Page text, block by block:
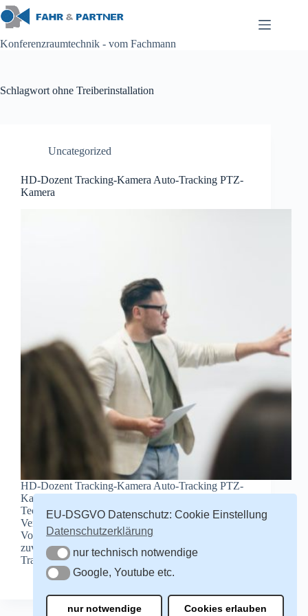
Zum
Inhalt
springen
Konferenzraumtechnik - vom Fachmann
Schlagwort ohne Treiberinstallation
Uncategorized
HD-Dozent Tracking-Kamera Auto-Tracking PTZ-
Kamera
HD-Dozent Tracking-Kamera Auto-Tracking PTZ-
Kamera Das Tracking basiert auf eine führende
Technologie zur präzisen Erkennung und
Verfolgung von Dozenten, Lehrer, Sprecher und
Vortragenden. Deshalb arbeitet die Kamera noch
zuverlässiger und genauer als je zuvor. Reibungslose
Tracking Funktionalität frei von Störungen durch…
redaktion
13. Februar 2022
EU-DSGVO Datenschutz: Cookie Einstellung
Datenschutzerklärung
nur technisch notwendige
nur technisch notwendige
Google, Youtube etc.
Google, Youtube etc.
nur notwendige Cookies erlauben